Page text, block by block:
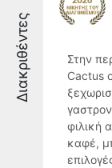
Διακριθέντες
Στην
Cactus
φιλική
καφέ,